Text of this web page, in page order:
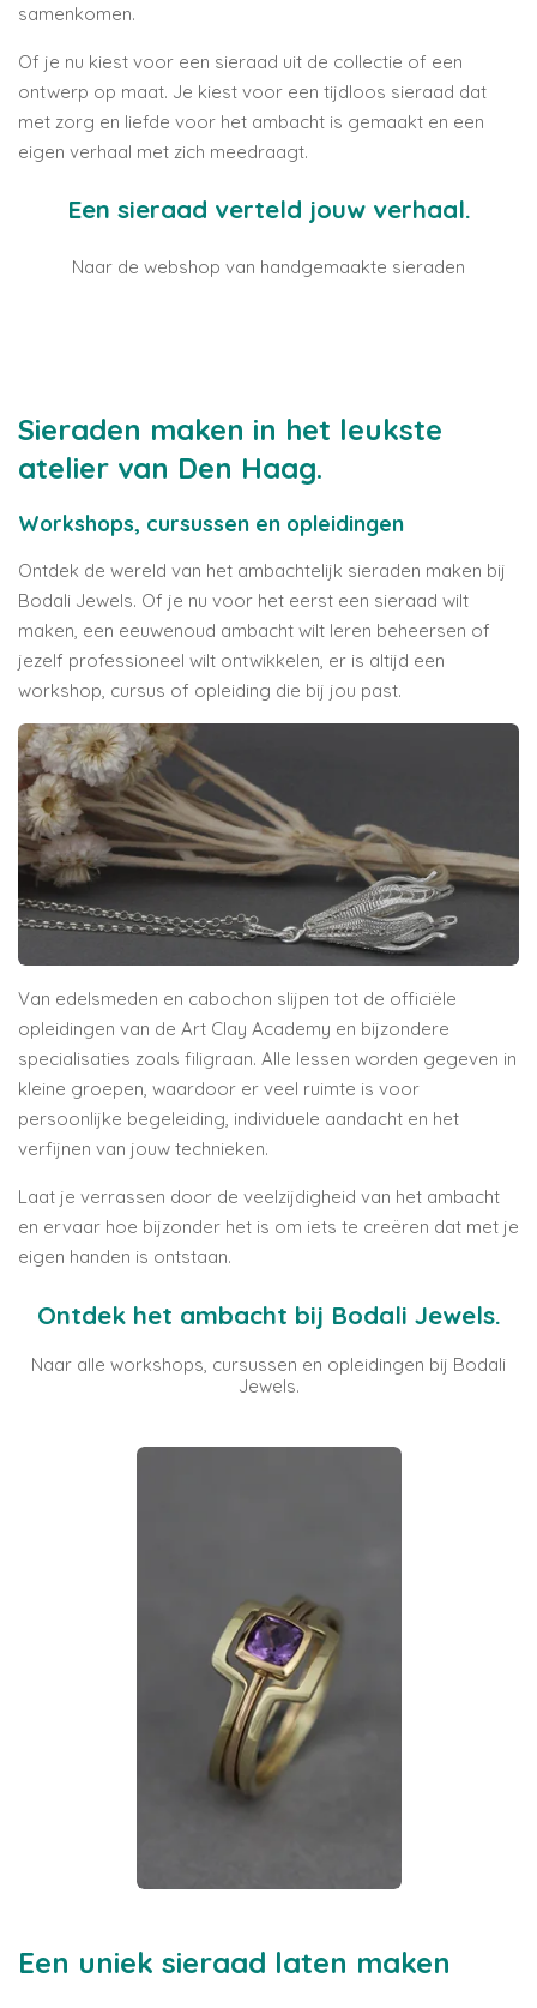
samenkomen.
Of je nu kiest voor een sieraad uit de collectie of een
ontwerp op maat. Je kiest voor een tijdloos sieraad dat
met zorg en liefde voor het ambacht is gemaakt en een
eigen verhaal met zich meedraagt.
Een sieraad verteld jouw verhaal.
Naar de webshop van handgemaakte sieraden
Sieraden maken in het leukste
atelier van Den Haag.
Workshops, cursussen en opleidingen
Ontdek de wereld van het ambachtelijk sieraden maken bij
Bodali Jewels. Of je nu voor het eerst een sieraad wilt
maken, een eeuwenoud ambacht wilt leren beheersen of
jezelf professioneel wilt ontwikkelen, er is altijd een
workshop, cursus of opleiding die bij jou past.
Van edelsmeden en cabochon slijpen tot de officiële
opleidingen van de Art Clay Academy en bijzondere
specialisaties zoals filigraan. Alle lessen worden gegeven in
kleine groepen, waardoor er veel ruimte is voor
persoonlijke begeleiding, individuele aandacht en het
verfijnen van jouw technieken.
Laat je verrassen door de veelzijdigheid van het ambacht
en ervaar hoe bijzonder het is om iets te creëren dat met je
eigen handen is ontstaan.
Ontdek het ambacht bij Bodali Jewels.
Naar alle workshops, cursussen en opleidingen bij Bodali
Jewels.
Een uniek sieraad laten maken